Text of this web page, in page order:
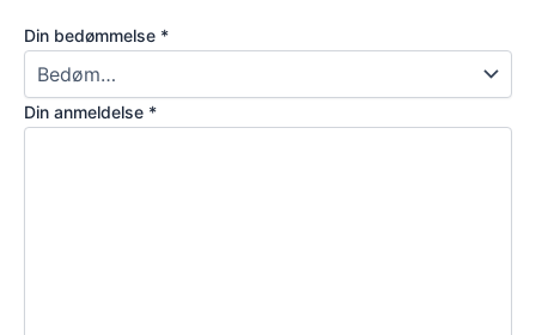
Din bedømmelse *
Din anmeldelse *